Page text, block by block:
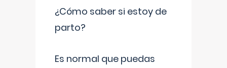
¿Cómo saber si estoy de
parto?
Es normal que puedas